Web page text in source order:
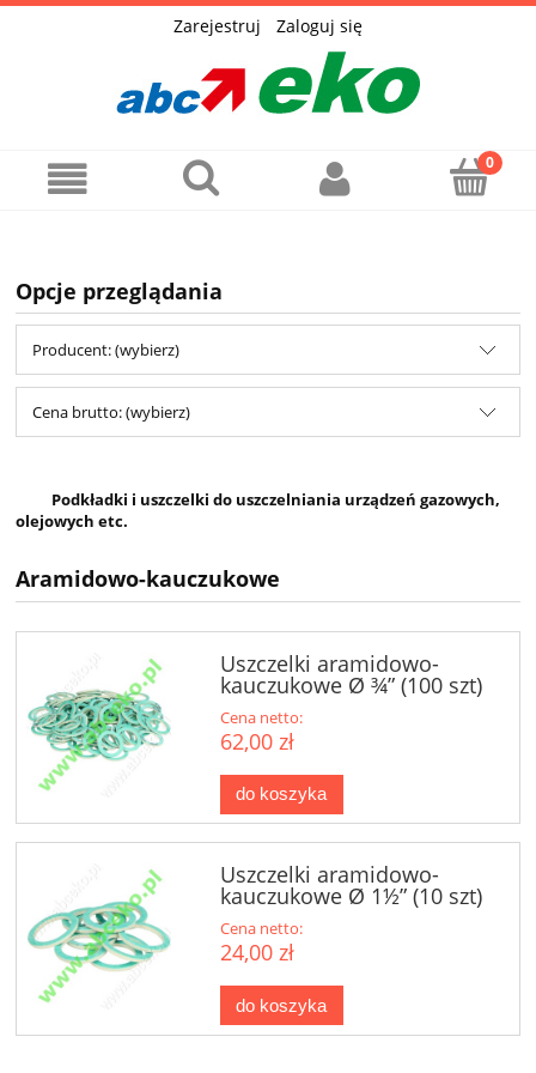
Zarejestruj Zaloguj się
Opcje przeglądania
Producent: (wybierz)
Cena brutto: (wybierz)
Podkładki i uszczelki do uszczelniania urządzeń gazowych,
olejowych etc.
Aramidowo-kauczukowe
Uszczelki aramidowo-
kauczukowe Ø ¾” (100 szt)
Cena netto:
62,00 zł
do koszyka
Uszczelki aramidowo-
kauczukowe Ø 1½” (10 szt)
Cena netto:
24,00 zł
do koszyka